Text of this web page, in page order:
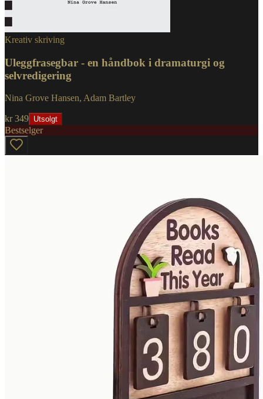
Kreativ skriving
Uleggfrasegbar - en håndbok i dramaturgi og
selvredigering
Nina Grove Hansen, Adam Bartley
kr 349 Utsolgt
Bestselger